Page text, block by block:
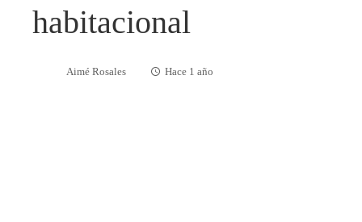
habitacional
Aimé Rosales Hace 1 año